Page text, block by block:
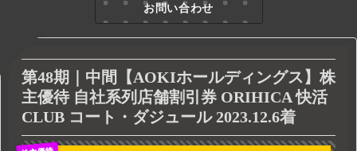
お問い合わせ
第48期｜中間【AOKIホールディングス】株
主優待 自社系列店舗割引券 ORIHICA 快活
CLUB コート・ダジュール 2023.12.6着